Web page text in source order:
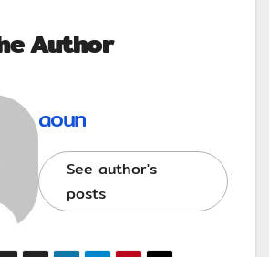
Author
aoun
See author's
posts